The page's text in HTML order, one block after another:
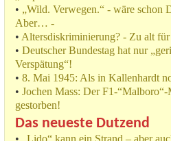
• „Wild. Verwegen.“ - wäre schon
Aber… -
• Altersdiskriminierung? - Zu alt
• Deutscher Bundestag hat nur
Verspätung“!
• 8. Mai 1945: Als in Kallenhardt
• Jochen Mass: Der F1-“Malboro“-
gestorben!
Das neueste Dutzend